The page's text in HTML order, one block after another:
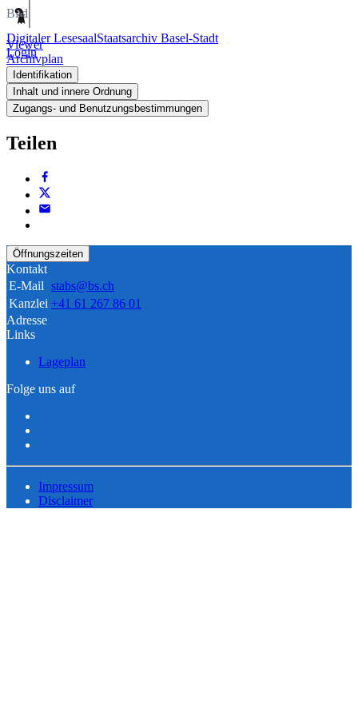
Digitaler LesesaalStaatsarchiv Basel-Stadt
Login
Bild
Viewer
Archivplan
Identifikation
Inhalt und innere Ordnung
Zugangs- und Benutzungsbestimmungen
Teilen
Öffnungszeiten
Kontakt
E-Mail stabs@bs.ch
Kanzlei +41 61 267 86 01
Adresse
Links
Lageplan
Folge uns auf
Impressum
Disclaimer